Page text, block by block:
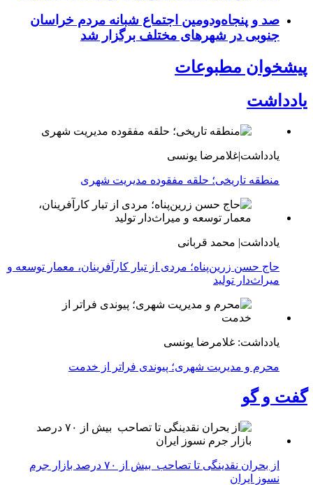
صد و پنجاه‌ودومین اجتماع شبانه مردم خراسان
جنوبی در شهرهای مختلف برگزار شد
پیشخوان مطبوعات
یادداشت
یادداشت|غلامرضا یونسی
منطقه تاریخی؛ حلقه مفقوده مدیریت شهری
یادداشت| محمد قربانی
حاج حسن زرین‌پناه؛ مردی از تبار کارآفرینان، معمار توسعه و
میراث‌دار تولید
یادداشت: غلامرضا یونسی
محرم و مدیریت شهری؛ پیوندی فراتر از خدمت
گفت و گو
از بحران نقدینگی تا تصاحب بیش از ۷۰ درصد بازار جرم
نسوز ایران